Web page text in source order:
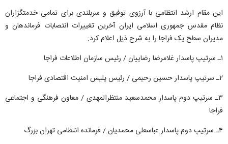
این مقام ارشد انتظامی با آرزوی توفیق و سربلندی برای تمامی خدمتگزاران
نظام مقدس جمهوری اسلامی ایران آخرین تغییرات انتصابات فرماندهان و
مدیران سطح یک فراجا را به شرح ذیل اعلام کرد:
۱ـ سرتیپ پاسدار غلامرضا رضاییان / رئیس سازمان اطلاعات فراجا
۲ـ سرتیپ پاسدار حسین رحیمی / رئیس پلیس امنیت اقتصادی فراجا
۳ـ سرتیپ دوم پاسدار محمدسعید منتظرالمهدی / معاون فرهنگی و اجتماعی
فراجا
۴ـ سرتیپ دوم پاسدار عباسعلی محمدیان / فرمانده انتظامی تهران بزرگ